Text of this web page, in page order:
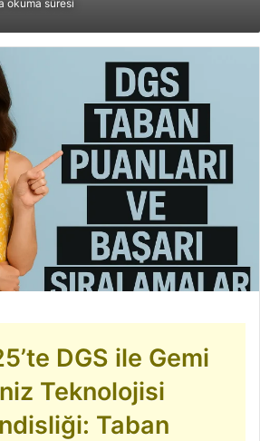
okuma süresi
DGS ile Gemi
Teknolojisi
Taban